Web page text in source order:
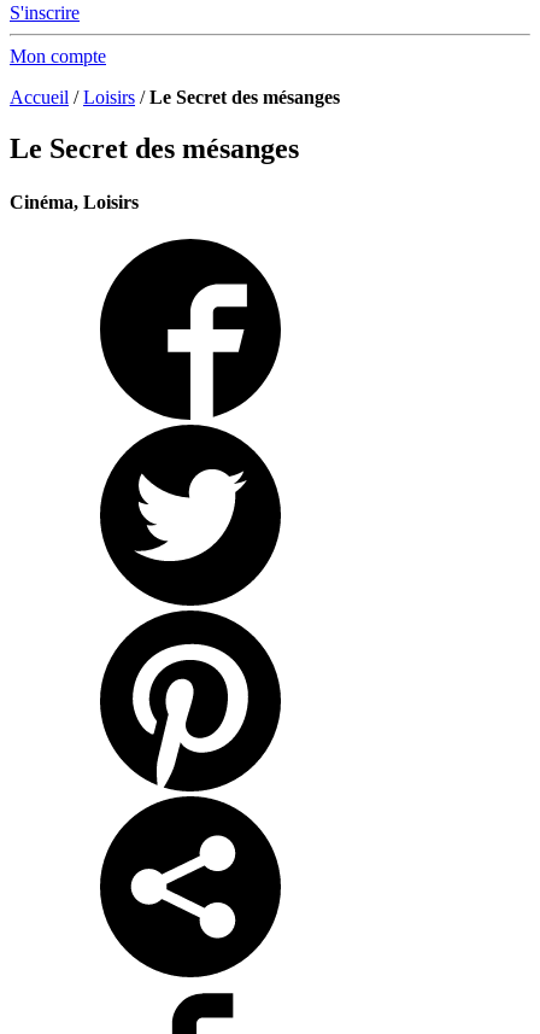
S'inscrire
Mon compte
Accueil /Loisirs /Le Secret des mésanges
Le Secret des mésanges
Cinéma, Loisirs